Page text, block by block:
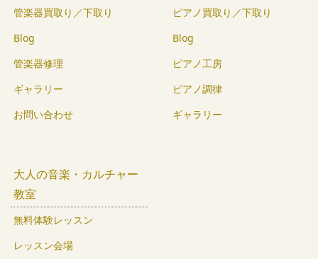
管楽器買取り／下取り
Blog
管楽器修理
ギャラリー
お問い合わせ
ピアノ買取り／下取り
Blog
ピアノ工房
ピアノ調律
ギャラリー
大人の音楽・カルチャー
教室
無料体験レッスン
レッスン会場